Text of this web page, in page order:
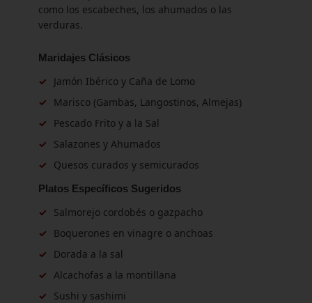
como los escabeches, los ahumados o las
verduras.
Maridajes Clásicos
✓
Jamón Ibérico y Caña de Lomo
✓
Marisco (Gambas, Langostinos, Almejas)
✓
Pescado Frito y a la Sal
✓
Salazones y Ahumados
✓
Quesos curados y semicurados
Platos Específicos Sugeridos
✓
Salmorejo cordobés o gazpacho
✓
Boquerones en vinagre o anchoas
✓
Dorada a la sal
✓
Alcachofas a la montillana
✓
Sushi y sashimi